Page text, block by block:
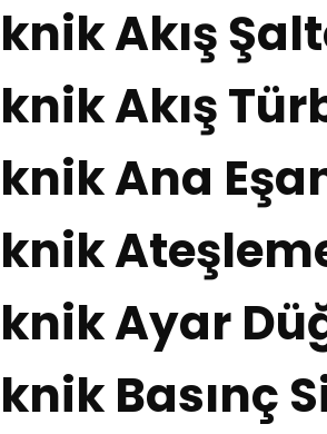
Akış
Akış
Ana
Ayar
Basınç